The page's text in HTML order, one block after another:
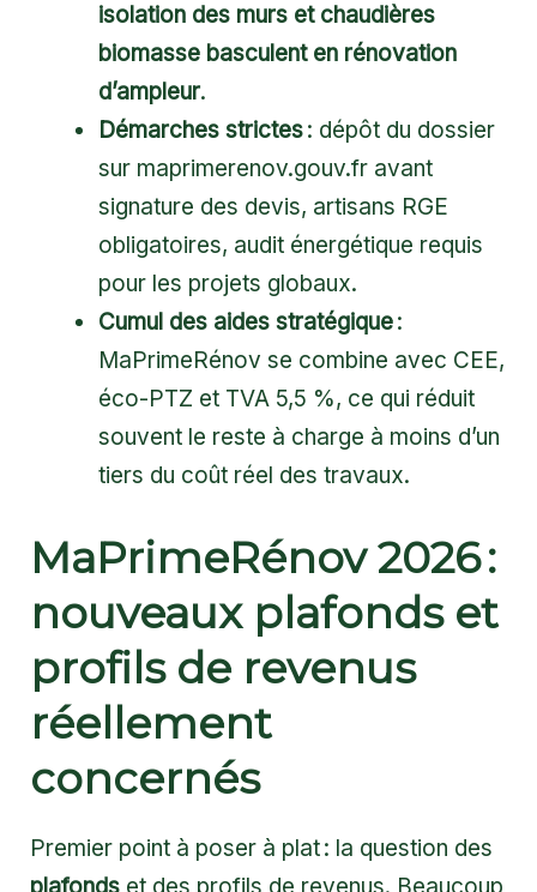
isolation des murs et chaudières
biomasse basculent en rénovation
d’ampleur.
Démarches strictes: dépôt du dossier
sur maprimerenov.gouv.fr avant
signature des devis, artisans RGE
obligatoires, audit énergétique requis
pour les projets globaux.
Cumul des aides stratégique:
MaPrimeRénov se combine avec CEE,
éco-PTZ et TVA 5,5 %, ce qui réduit
souvent le reste à charge à moins d’un
tiers du coût réel des travaux.
MaPrimeRénov 2026 :
nouveaux plafonds et
profils de revenus
réellement
concernés
Premier point à poser à plat : la question des
plafonds et des profils de revenus. Beaucoup